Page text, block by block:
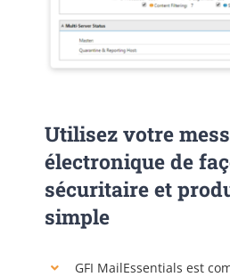
Utilisez votre
électronique de
sécuritaire et
simple
GFI MailEssentials est